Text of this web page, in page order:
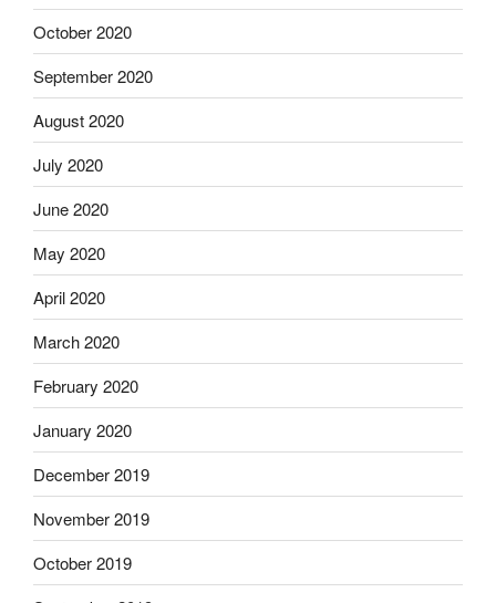
October 2020
September 2020
August 2020
July 2020
June 2020
May 2020
April 2020
March 2020
February 2020
January 2020
December 2019
November 2019
October 2019